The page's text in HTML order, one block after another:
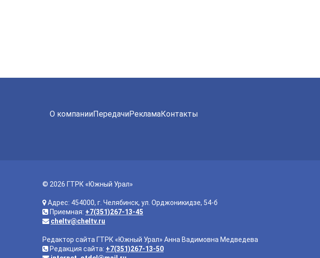
О компанииПередачиРекламаКонтакты
© 2026 ГТРК «Южный Урал»
Адрес: 454000, г. Челябинск, ул. Орджоникидзе, 54-б
Приемная: +7(351)267-13-45
cheltv@cheltv.ru
Редактор сайта ГТРК «Южный Урал» Анна Вадимовна Медведева
Редакция сайта: +7(351)267-13-50